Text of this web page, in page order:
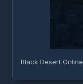
Black Desert Online